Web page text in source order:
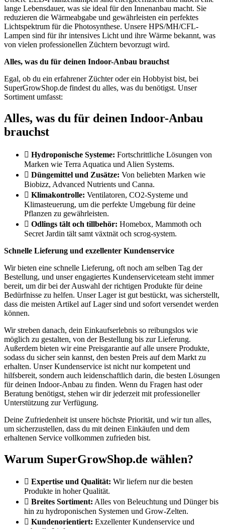
lange Lebensdauer, was sie ideal für den Innenanbau macht. Sie
reduzieren die Wärmeabgabe und gewährleisten ein perfektes
Lichtspektrum für die Photosynthese. Unsere HPS/MH/CFL-
Lampen sind für ihr intensives Licht und ihre Wärme bekannt, was
von vielen professionellen Züchtern bevorzugt wird.
Alles, was du für deinen Indoor-Anbau brauchst
Egal, ob du ein erfahrener Züchter oder ein Hobbyist bist, bei
SuperGrowShop.de findest du alles, was du benötigst. Unser
Sortiment umfasst:
Alles, was du für deinen Indoor-Anbau
brauchst
Hydroponische Systeme: Fortschrittliche Lösungen von
Marken wie Terra Aquatica und Alien Systems.
Düngemittel und Zusätze: Von beliebten Marken wie
Biobizz, Advanced Nutrients und Canna.
Klimakontrolle: Ventilatoren, CO2-Systeme und
Klimasteuerung, um die perfekte Umgebung für deine
Pflanzen zu gewährleisten.
Odlings tält och tillbehör: Homebox, Mammoth och
Secret Jardin tält samt växtnät och scrog-system.
Schnelle Lieferung und exzellenter Kundenservice
Wir bieten eine schnelle Lieferung, oft noch am selben Tag der
Bestellung, und unser engagiertes Kundenserviceteam steht immer
bereit, um dir bei der Auswahl der richtigen Produkte für deine
Bedürfnisse zu helfen. Unser Lager ist gut bestückt, was sicherstellt,
dass die meisten Artikel auf Lager sind und sofort versendet werden
können.
Wir streben danach, dein Einkaufserlebnis so reibungslos wie
möglich zu gestalten, von der Bestellung bis zur Lieferung.
Außerdem bieten wir eine Preisgarantie auf alle unsere Produkte,
sodass du sicher sein kannst, den besten Preis auf dem Markt zu
erhalten. Unser Kundenservice ist nicht nur kompetent und
hilfsbereit, sondern auch leidenschaftlich darin, die besten Lösungen
für deinen Indoor-Anbau zu finden. Wenn du Fragen hast oder
Beratung benötigst, stehen wir dir jederzeit mit professioneller
Unterstützung zur Verfügung.
Deine Zufriedenheit ist unsere höchste Priorität, und wir tun alles,
um sicherzustellen, dass du mit deinen Einkäufen und dem
erhaltenen Service vollkommen zufrieden bist.
Warum SuperGrowShop.de wählen?
Expertise und Qualität: Wir liefern nur die besten
Produkte in hoher Qualität.
Breites Sortiment: Alles von Beleuchtung und Dünger bis
hin zu hydroponischen Systemen und Grow-Zelten.
Kundenorientiert: Exzellenter Kundenservice und